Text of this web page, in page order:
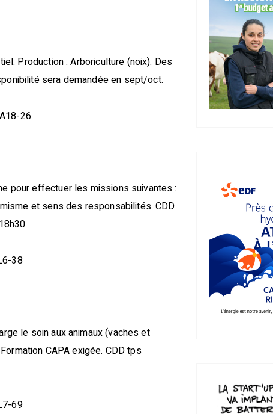
Production : Arboriculture (noix). Des
sera demandée en sept/oct.
26
pour effectuer les missions suivantes :
et sens des responsabilités. CDD
38
le soin aux animaux (vaches et
CAPA exigée. CDD tps
69